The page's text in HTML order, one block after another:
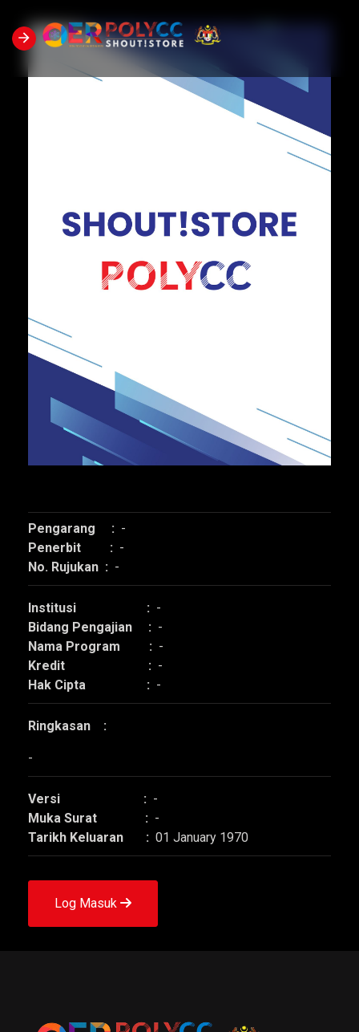
Pengarang : -
Penerbit : -
No. Rujukan : -
Institusi : -
Bidang Pengajian : -
Nama Program : -
Kredit : -
Hak Cipta : -
Ringkasan :
-
Versi : -
Muka Surat : -
Tarikh Keluaran : 01 January 1970
Log Masuk